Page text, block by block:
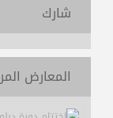
شارك
المعارض